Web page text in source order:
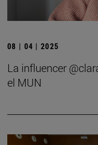
08 | 04 | 2025
La influencer
el MUN